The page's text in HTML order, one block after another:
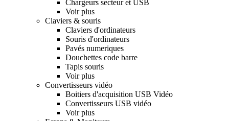
Chargeurs secteur et USB
Voir plus
Claviers & souris
Claviers d'ordinateurs
Souris d'ordinateurs
Pavés numeriques
Douchettes code barre
Tapis souris
Voir plus
Convertisseurs vidéo
Boitiers d'acquisition USB Vidéo
Convertisseurs USB vidéo
Voir plus